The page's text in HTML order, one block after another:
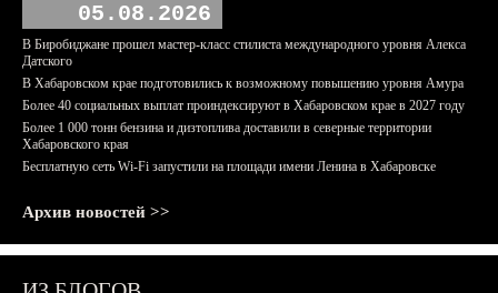
05.08.2026
В Биробиджане прошел мастер-класс стилиста международного уровня Алекса
Датского
В Хабаровском крае подготовились к возможному повышению уровня Амура
Более 40 социальных выплат проиндексируют в Хабаровском крае в 2027 году
Более 1 000 тонн бензина и дизтоплива доставили в северные территории
Хабаровского края
Бесплатную сеть Wi-Fi запустили на площади имени Ленина в Хабаровске
Архив новостей >>